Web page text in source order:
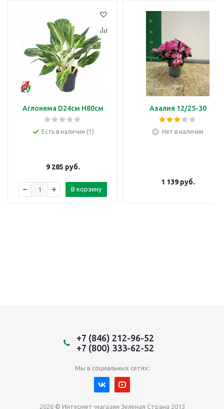
Аглонема D24см H80см
Есть в наличии (1)
9 285 руб.
В корзину
Азалия 12/25-30
Нет в наличии
1 139руб.
+7 (846) 212-96-52
+7 (800) 333-62-52
Мы в социальных сетях:
2026 © Интернет-магазин Зеленая Страна 2013